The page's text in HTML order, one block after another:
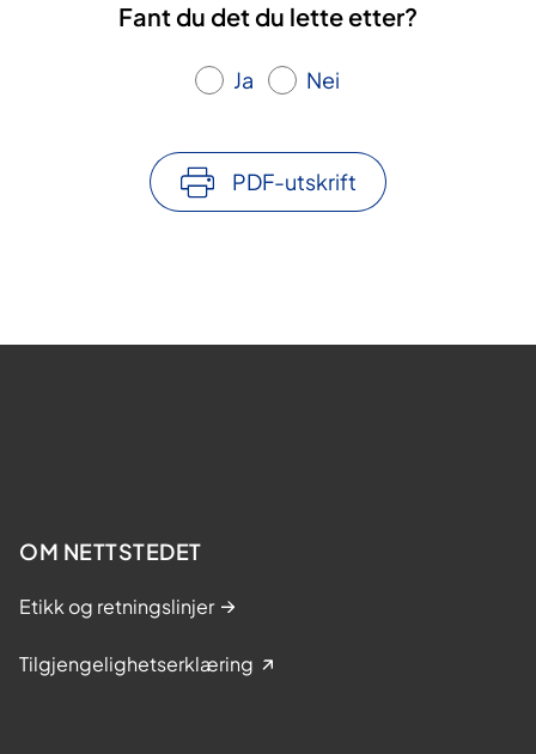
Fant du det du lette etter?
Ja Nei
PDF-utskrift
OM NETTSTEDET
Etikk og retningslinjer
Tilgjengelighetserklæring